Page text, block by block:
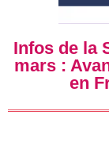
Infos de la
mars :
en